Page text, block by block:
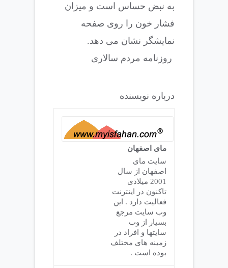
به نبض حساس است و میزان
فشار خون را روی صفحه
نمایشگر نشان می دهد.
روزنامه مردم سالاری
درباره نویسنده
مای اصفهان
سایت مای
اصفهان از سال
2001 میلادی
تاکنون در اینترنت
فعالیت دارد . این
وب سایت مرجع
بسیار از وب
سایتها و افراد در
زمینه های مختلف
بوده است .